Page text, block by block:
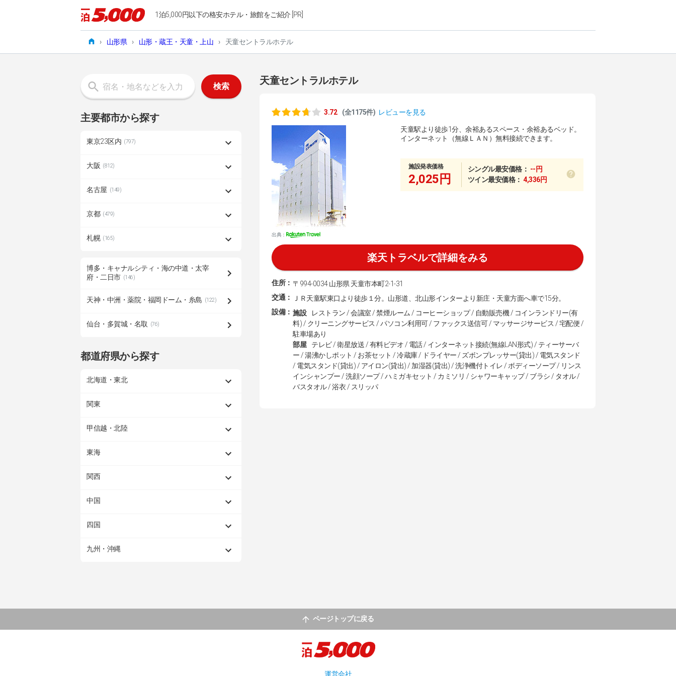
1泊5,000円以下の格安ホテル・旅館をご紹介 [PR]
› 山形県 › 山形・蔵王・天童・上山 › 天童セントラルホテル
天童セントラルホテル
3.72 (全1175件) レビューを見る
出典：
天童駅より徒歩1分、余裕あるスペース・余裕あるベッド。
インターネット（無線ＬＡＮ）無料接続できます。
施設発表価格
2,025円
シングル最安価格： --円
ツイン最安価格：4,336円
楽天トラベルで詳細をみる
住所： 〒994-0034 山形県 天童市本町2-1-31
交通：
ＪＲ天童駅東口より徒歩１分。山形道、北山形インターより新庄・天童方面へ車で15分。
設備： 施設
レストラン / 会議室 / 禁煙ルーム / コーヒーショップ / 自動販売機 / コインランドリー(有
料) / クリーニングサービス / パソコン利用可 / ファックス送信可 / マッサージサービス / 宅配便 /
駐車場あり
部屋
テレビ / 衛星放送 / 有料ビデオ / 電話 / インターネット接続(無線LAN形式) / ティーサーバ
ー / 湯沸かしポット / お茶セット / 冷蔵庫 / ドライヤー / ズボンプレッサー(貸出) / 電気スタンド
/ 電気スタンド(貸出) / アイロン(貸出) / 加湿器(貸出) / 洗浄機付トイレ / ボディーソープ / リンス
インシャンプー / 洗顔ソープ / ハミガキセット / カミソリ / シャワーキャップ / ブラシ / タオル /
バスタオル / 浴衣 / スリッパ
検索
主要都市から探す
東京23区内 (797)
大阪 (812)
名古屋 (149)
京都 (479)
札幌 (165)
博多・キャナルシティ・海の中道・太宰
府・二日市 (146)
天神・中洲・薬院・福岡ドーム・糸島 (122)
仙台・多賀城・名取 (76)
都道府県から探す
北海道・東北
関東
甲信越・北陸
東海
関西
中国
四国
九州・沖縄
ページトップに戻る
運営会社